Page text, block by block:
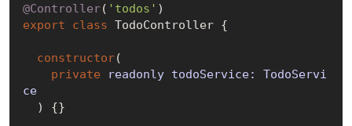
@Controller( 'todos'
export
class TodoController {
constructor(
private readonly todoService: TodoServi
ce
) {}